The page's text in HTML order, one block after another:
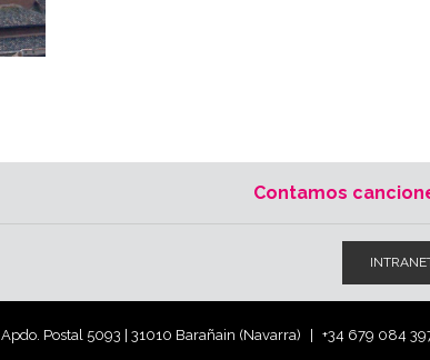
Contamos
Apdo. Postal 5093 | 31010 Barañain (Navarra) +34 679 084